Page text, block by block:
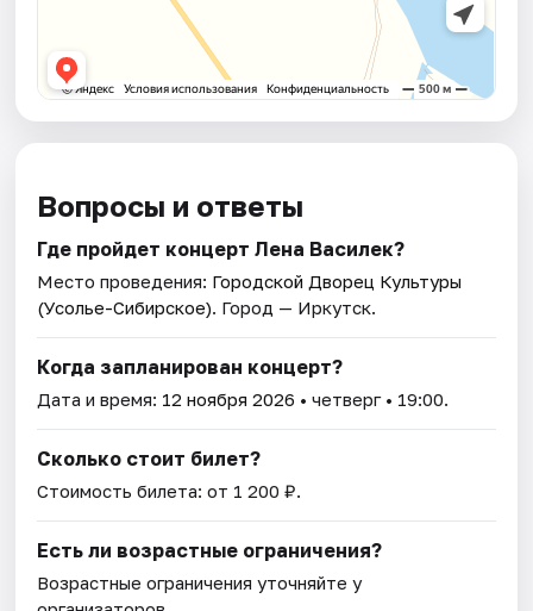
Вопросы и ответы
Где пройдет концерт Лена Василек?
Место проведения: Городской Дворец Культуры
(Усолье-Сибирское). Город — Иркутск.
Когда запланирован концерт?
Дата и время: 12 ноября 2026 • четверг • 19:00.
Сколько стоит билет?
Стоимость билета: от 1 200 ₽.
Есть ли возрастные ограничения?
Возрастные ограничения уточняйте у